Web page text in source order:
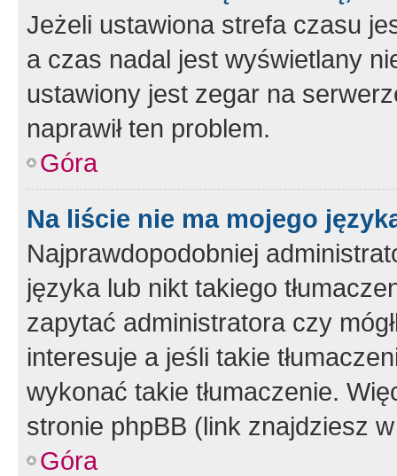
Jeżeli ustawiona strefa czasu
a czas nadal jest wyświetlany
ustawiony jest zegar na
naprawił ten problem.
Góra
Na liście nie ma mojego
Najprawdopodobniej
języka lub nikt takiego
zapytać administratora czy
interesuje a jeśli takie
wykonać takie tłumaczenie.
stronie phpBB (link znajdziesz
Góra